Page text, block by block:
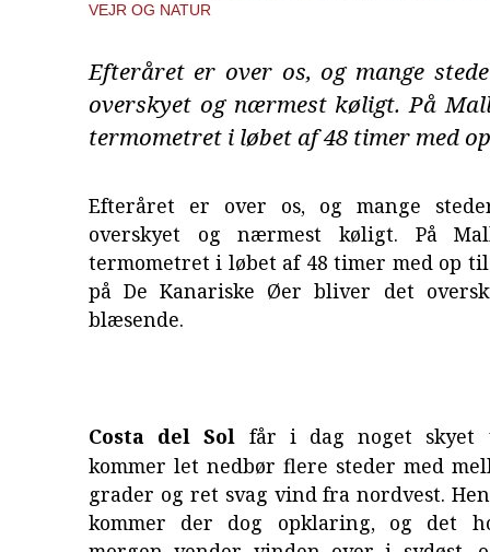
VEJR OG NATUR
Efteråret er over os, og mange
overskyet og nærmest køligt. På
termometret i løbet af 48 timer med
Efteråret er over os, og mange
overskyet og nærmest køligt. På
termometret i løbet af 48 timer med op
på De Kanariske Øer bliver det
blæsende.
Costa del Sol får i dag noget skyet
kommer let nedbør flere steder med
grader og ret svag vind fra nordvest.
kommer der dog opklaring, og det